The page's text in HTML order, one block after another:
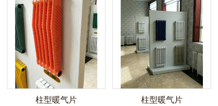
柱型暖气片 柱型暖气片